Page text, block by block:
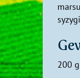
200